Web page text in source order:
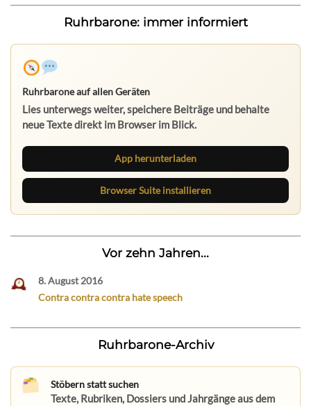
Ruhrbarone: immer informiert
Ruhrbarone auf allen Geräten
Lies unterwegs weiter, speichere Beiträge und behalte
neue Texte direkt im Browser im Blick.
App herunterladen
Browser Suite installieren
Vor zehn Jahren...
8. August 2016
Contra contra contra hate speech
Ruhrbarone-Archiv
Stöbern statt suchen
Texte, Rubriken, Dossiers und Jahrgänge aus dem